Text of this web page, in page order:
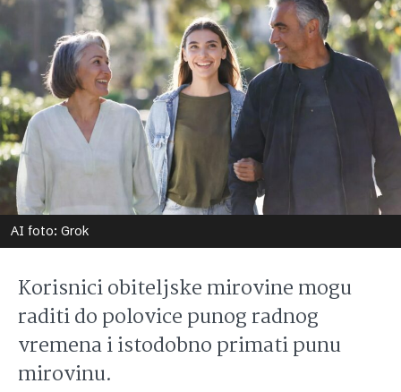
AI foto: Grok
Korisnici obiteljske mirovine mogu
raditi do polovice punog radnog
vremena i istodobno primati punu
mirovinu.